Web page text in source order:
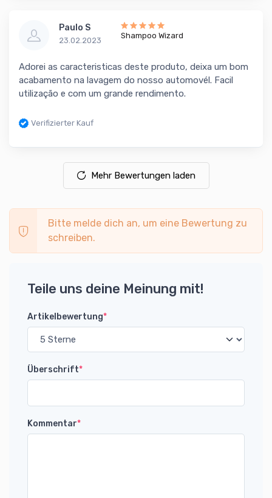
Paulo S
23.02.2023
Shampoo Wizard
Adorei as caracteristicas deste produto, deixa um bom
acabamento na lavagem do nosso automovél. Facil
utilização e com um grande rendimento.
Verifizierter Kauf
Mehr Bewertungen laden
Bitte melde dich an, um eine Bewertung zu
schreiben.
Teile uns deine Meinung mit!
Artikelbewertung*
Überschrift*
Kommentar*